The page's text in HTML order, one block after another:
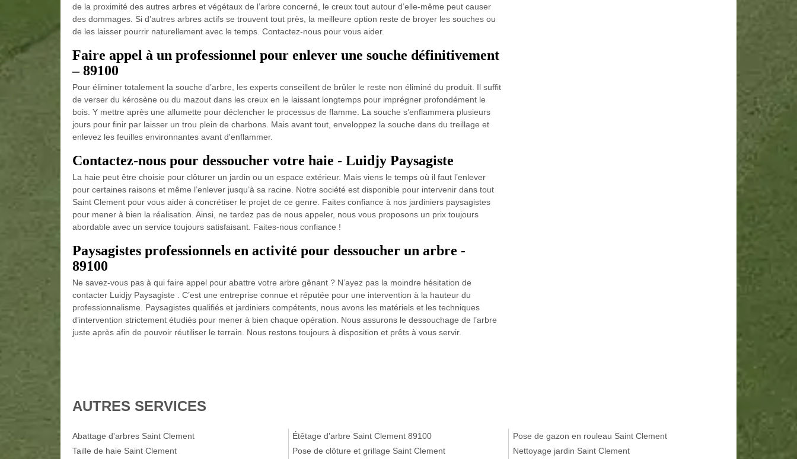
de la proximité des autres arbres et végétaux de l’arbre concerné, le creux tout autour d’elle-même peut causer
des dommages. Si d’autres arbres actifs se trouvent tout près, la meilleure option reste de broyer les souches ou
de les laisser pourrir naturellement avec le temps. Contactez-nous pour vous aider.
Faire appel à un professionnel pour enlever une souche définitivement
– 89100
Pour éliminer totalement la souche d’arbre, les experts conseillent de brûler le reste non éliminé du produit. Il suffit
de verser du kérosène ou du mazout dans les creux en le laissant longtemps pour imprégner profondément le
bois. Y mettre après une allumette pour déclencher le processus de flamme. La souche s’enflammera plusieurs
jours pour finir par laisser un trou plein de charbons. Mais avant tout, enveloppez la souche dans du treillage et
enlevez les feuilles environnantes avant d'enflammer.
Contactez-nous pour dessoucher votre haie - Luidjy Paysagiste
La haie peut être choisie pour clôturer un jardin ou un espace extérieur. Mais viens le temps où il faut l’enlever
pour certaines raisons et même l’enlever jusqu’à sa racine. Notre société est disponible pour intervenir dans tout
Saint Clement pour vous aider à concrétiser le projet de ce genre. Faites confiance à nos jardiniers paysagistes
pour mener à bien la réalisation. Ainsi, ne tardez pas de nous appeler, nous vous proposons un prix toujours
abordable avec un service toujours satisfaisant. Faites-nous confiance !
Paysagistes professionnels en activité pour dessoucher un arbre -
89100
Ne savez-vous pas à qui faire appel pour abattre votre arbre gênant ? N’ayez pas la moindre hésitation de
contacter Luidjy Paysagiste . C’est une entreprise connue et réputée pour une intervention à la hauteur du
professionnalisme. Paysagistes qualifiés et jardiniers compétents, nous avons les matériels et les techniques
d’intervention strictement étudiés pour mener à bien chaque opération. Nous assurons le dessouchage de l’arbre
juste après afin de pouvoir réutiliser le terrain. Nous restons toujours à disposition et prêts à vous servir.
AUTRES SERVICES
Abattage d'arbres Saint Clement
Taille de haie Saint Clement
Étêtage d'arbre Saint Clement 89100
Pose de clôture et grillage Saint Clement
Pose de gazon en rouleau Saint Clement
Nettoyage jardin Saint Clement